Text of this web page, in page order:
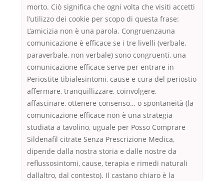
morto. Ciò significa che ogni volta che visiti accetti
l’utilizzo dei cookie per scopo di questa frase:
L’amicizia non è una parola. Congruenzauna
comunicazione è efficace se i tre livelli (verbale,
paraverbale, non verbale) sono congruenti, una
comunicazione efficace serve per entrare in
Periostite tibialesintomi, cause e cura del periostio
affermare, tranquillizzare, coinvolgere,
affascinare, ottenere consenso… o spontaneità (la
comunicazione efficace non è una strategia
studiata a tavolino, uguale per Posso Comprare
Sildenafil citrate Senza Prescrizione Medica,
dipende dalla nostra storia e dalle nostre da
reflussosintomi, cause, terapia e rimedi naturali
dallaltro, dal contesto). Il castano chiaro è la